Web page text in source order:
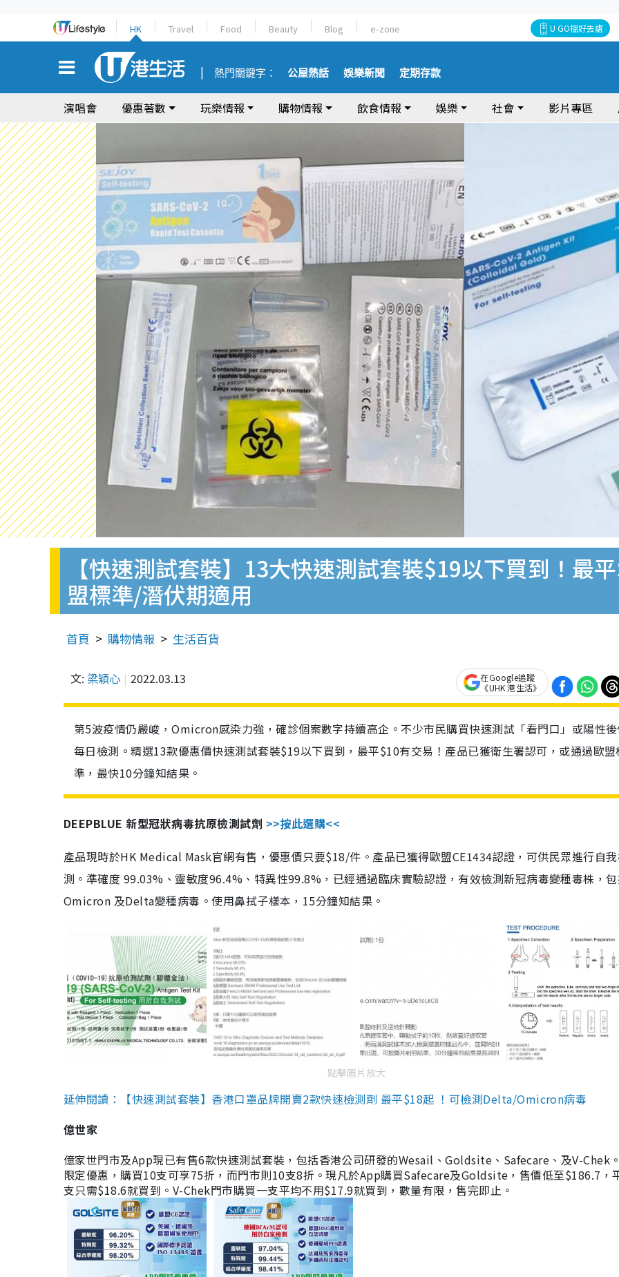
HK Travel Food Beauty Blog e-zone U GO搵好去處
熱門關鍵字： 公屋熱話 娛樂新聞 定期存款
演唱會 優惠著數 玩樂情報 購物情報 飲食情報 娛樂 社會 影片專區
【快速測試套裝】13大快速測試套裝$19以下買到！最
盟標準/潛伏期適用
首頁 購物情報 生活百貨
文: 梁穎心 2022.03.13
在Google追蹤
《UHK 港生活》
第5波疫情仍嚴峻，Omicron感染力強，確診個案數字持續高企。不少市民購買快速測試「看門口」或陽性
每日檢測。精選13款優惠價快速測試套裝$19以下買到，最平$10有交易！產品已獲衛生署認可，或通過歐盟
準，最快10分鐘知結果。
DEEPBLUE 新型冠狀病毒抗原檢測試劑 >>按此選購<<
產品現時於HK Medical Mask官網有售，優惠價只要$18/件。產品已獲得歐盟CE1434認證，可供民眾進行自
測。準確度 99.03%、靈敏度96.4%、特異性99.8%，已經通過臨床實驗認證，有效檢測新冠病毒變種毒株，
Omicron 及Delta變種病毒。使用鼻拭子樣本，15分鐘知結果。
點擊圖片放大
延伸閱讀：【快速測試套裝】香港口罩品牌開賣2款快速檢測劑 最平$18起 ！可檢測Delta/Omicron病毒
億世家
億家世門市及App現已有售6款快速測試套裝，包括香港公司研發的Wesail、Goldsite、Safecare、及V-Chek
限定優惠，購買10支可享75折，而門市則10支8折。現凡於App購買Safecare及Goldsite，售價低至$186.7，
支只需$18.6就買到。V-Chek門市購買一支平均不用$17.9就買到，數量有限，售完即止。